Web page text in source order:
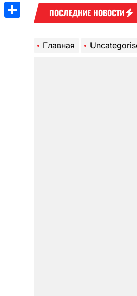
ПОСЛЕДНИЕ НОВОСТИ
Микрокредиты:
Главная
Viber
Отправить